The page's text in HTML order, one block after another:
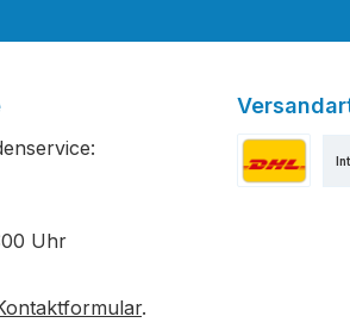
Uhr
.